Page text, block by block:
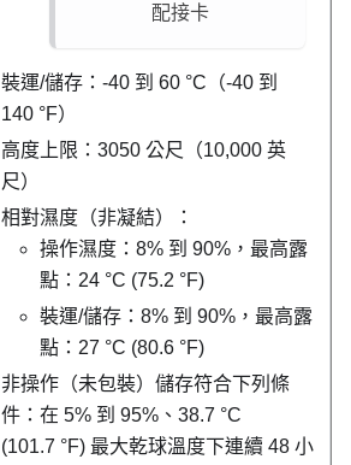
配接卡
裝運/儲存：-40 到 60 °C（-40 到
140 °F）
高度上限：3050 公尺（10,000 英
尺）
相對濕度（非凝結）：
操作濕度：8% 到 90%，最高露
點：24 °C (75.2 °F)
裝運/儲存：8% 到 90%，最高露
點：27 °C (80.6 °F)
非操作（未包裝）儲存符合下列條
件：在 5% 到 95%、38.7 °C
(101.7 °F) 最大乾球溫度下連續 48 小